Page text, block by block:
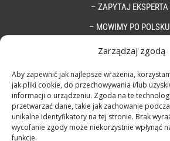
Zarządzaj zgodą
Aby zapewnić jak najlepsze wrażenia,
jak pliki cookie, do przechowywania i/lub
informacji o urządzeniu. Zgoda na te
przetwarzać dane, takie jak zachowanie
unikalne identyfikatory na tej stronie. Brak
wycofanie zgody może niekorzystnie wpłynąć
funkcje.
– ZAPYTAJ EKSPERTA
– MOWIMY PO